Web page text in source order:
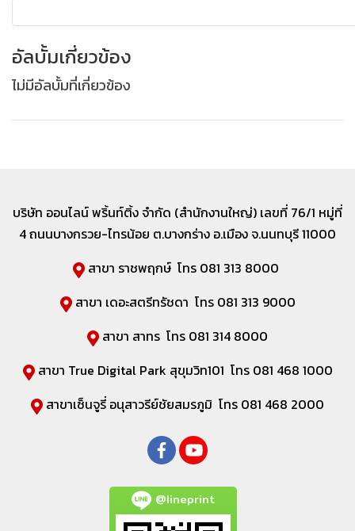
อัลบั้มเกี่ยวข้อง
ไม่มีอัลบั้มที่เกี่ยวข้อง
บริษัท ออนไลน์ พริ้นท์ติ้ง จำกัด (สำนักงานใหญ่) เลขที่ 76/1 หมู่ที่
4 ถนนบางกรวย-ไทรน้อย ต.บางกร่าง อ.เมือง จ.นนทบุรี 11000
สาขา ราชพฤกษ์ โทร 081 313 8000
สาขา เดอะสตรีทรัชดา โทร 081 313 9000
สาขา สาทร โทร 081 314 8000
สาขา True Digital Park สุขุมวิท101 โทร 081 468 1000
สาขาเซ็นจูรี่ อนุสาวรีย์ชัยสมรภูมิ โทร 081 468 2000
@lineprint